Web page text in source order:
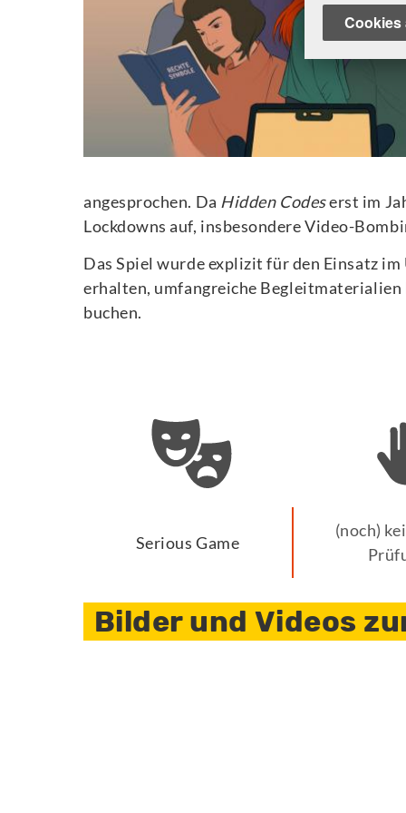
Cookies
angesprochen. Da Hidden Codeserst im
Lockdowns auf, insbesondere Video-
Das Spiel wurde explizit für den Einsatz
erhalten, umfangreiche
buchen.
Serious Game
(noch)
Bilder und Videos